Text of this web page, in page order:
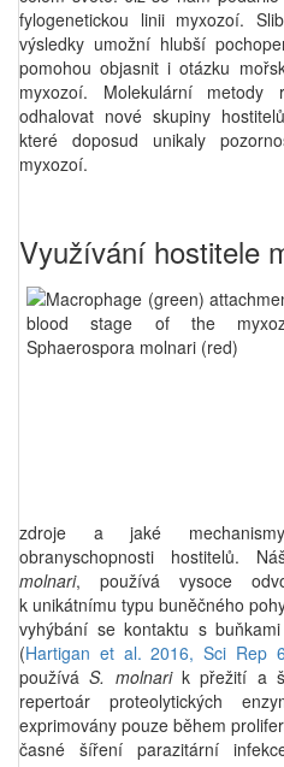
fylogenetickou linii myxozoí.
výsledky umožní hlubší
pomohou objasnit i otázku
myxozoí. Molekulární
odhalovat nové skupiny
které doposud unikaly
myxozoí.
Využívání hostitele
zdroje a jaké
obranyschopnosti hostitelů.
molnari, používá vysoce
k unikátnímu typu buněčného
vyhýbání se kontaktu s
(Hartigan et al. 2016, Sci Rep
používáS. molnarik přežití a
repertoár proteolytických
exprimovány pouze během
časné šíření parazitární